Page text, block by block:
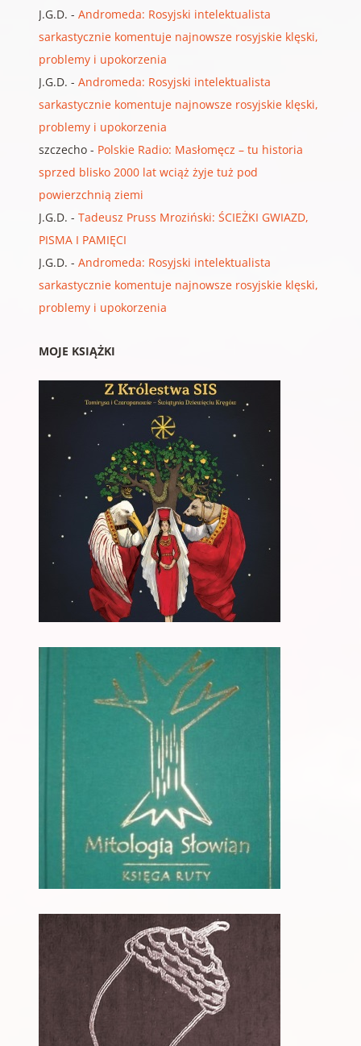
J.G.D. - Andromeda: Rosyjski intelektualista
sarkastycznie komentuje najnowsze rosyjskie klęski,
problemy i upokorzenia
J.G.D. - Andromeda: Rosyjski intelektualista
sarkastycznie komentuje najnowsze rosyjskie klęski,
problemy i upokorzenia
szczecho- Polskie Radio: Masłomęcz – tu historia
sprzed blisko 2000 lat wciąż żyje tuż pod
powierzchnią ziemi
J.G.D. - Tadeusz Pruss Mroziński: ŚCIEŻKI GWIAZD,
PISMA I PAMIĘCI
J.G.D. - Andromeda: Rosyjski intelektualista
sarkastycznie komentuje najnowsze rosyjskie klęski,
problemy i upokorzenia
MOJE KSIĄŻKI